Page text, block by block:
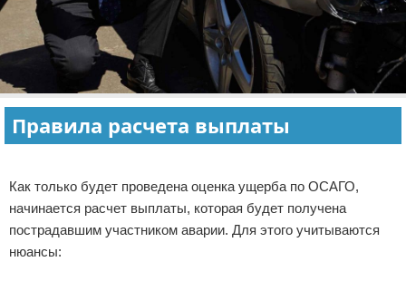
Правила расчета выплаты
Как только будет проведена оценка ущерба по ОСАГО,
начинается расчет выплаты, которая будет получена
пострадавшим участником аварии. Для этого учитываются
нюансы: